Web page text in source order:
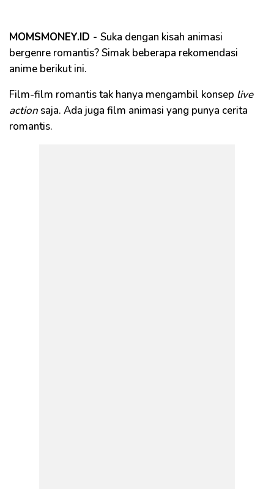
MOMSMONEY.ID - Suka dengan kisah animasi
bergenre romantis? Simak beberapa rekomendasi
anime berikut ini.
Film-film romantis tak hanya mengambil konsep live
actionsaja. Ada juga film animasi yang punya cerita
romantis.